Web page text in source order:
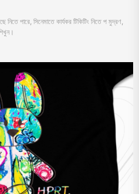
নিতে পারে, সিনেমাতে কার্যকর টিকিটিং নিতে প মুদ্রণ,